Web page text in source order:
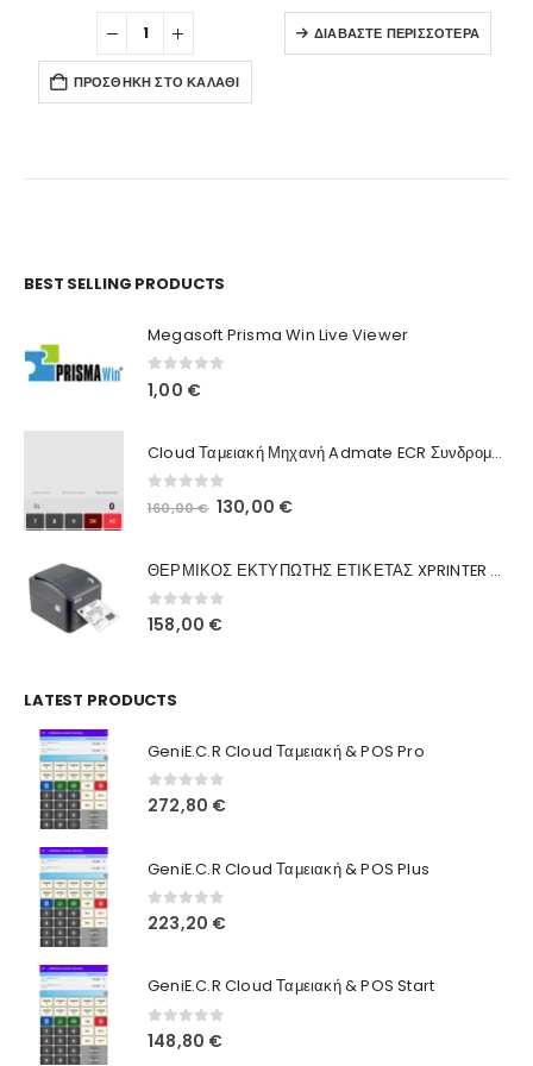
ΠΡΟΣΘΉΚΗ ΣΤΟ ΚΑΛΆΘΙ
ΔΙΑΒΆΣΤΕ ΠΕΡΙΣΣΌΤΕΡΑ
BEST SELLING PRODUCTS
Megasoft Prisma Win Live Viewer
0 out of 5
1,00 €
Cloud Ταμειακή Μηχανή Admate ECR Συνδρομή 12 μηνών
out of 5
160,00€ Original
160,00 €.
130,00 €Η
είναι:
ΘΕΡΜΙΚΟΣ ΕΚΤΥΠΩΤΗΣ ΕΤΙΚΕΤΑΣ XPRINTER XP-420B
0out of 5
158,00 €
LATEST PRODUCTS
GeniE.C.R Cloud Ταμειακή & POS Pro
0out of 5
272,80 €
GeniE.C.R Cloud Ταμειακή & POS Plus
0out of 5
223,20 €
GeniE.C.R Cloud Ταμειακή & POS Start
0out of 5
148,80 €
Ο Λογαριασμός μου
Στοιχεία λογαριασμού
Παραγγελίες
Πληροφορίες Καταστήματος
Ποιοι Είμαστε
Γιατί Εμάς
Blog
Όροι Χρήσης
Τρόποι Αγοράς
Τρόποι Πληρωμής
Τρόποι Αποστολής
Ασφάλεια Πληρωμών
© INTEPROF 2025